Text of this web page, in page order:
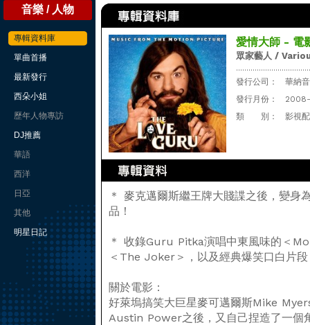
音樂 / 人物
專輯資料庫
單曲首播
最新發行
西朵小姐
歷年人物專訪
DJ推薦
華語
西洋
日亞
其他
明星日記
愛情大師 - 電
眾家藝人 /
發行公司：
華納
發行月份：
類 別：
影視
＊ 麥克邁爾斯繼王牌大賤諜之後，變身
品！
＊ 收錄Guru Pitka演唱中東風味的＜
＜The Joker＞，以及經典爆笑口白片段
關於電影：
好萊塢搞笑大巨星麥可邁爾斯Mike
Austin Power之後，又自己捏造了一個